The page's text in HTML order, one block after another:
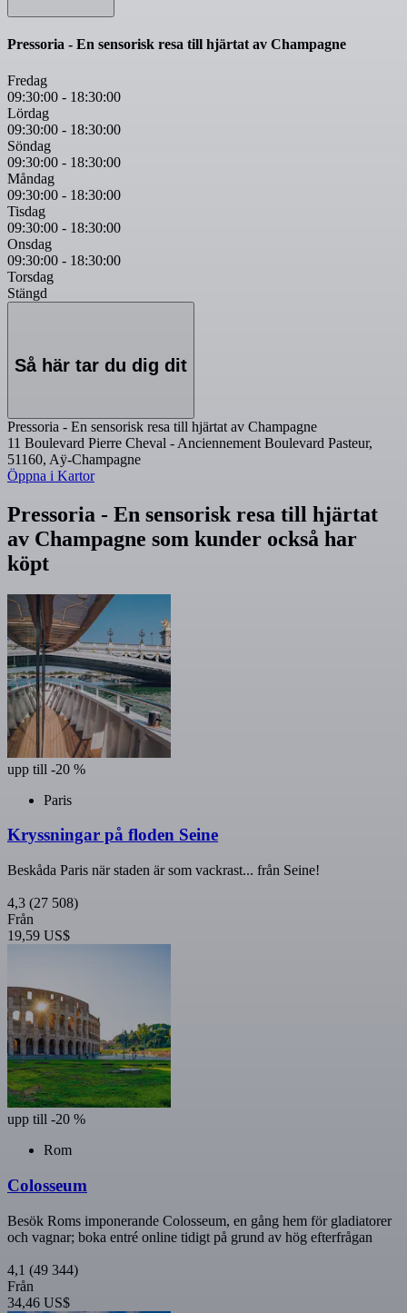
Pressoria - En sensorisk resa till hjärtat av Champagne
Fredag
09:30:00 - 18:30:00
Lördag
09:30:00 - 18:30:00
Söndag
09:30:00 - 18:30:00
Måndag
09:30:00 - 18:30:00
Tisdag
09:30:00 - 18:30:00
Onsdag
09:30:00 - 18:30:00
Torsdag
Stängd
Så här tar du dig dit
Pressoria - En sensorisk resa till hjärtat av Champagne
11 Boulevard Pierre Cheval - Anciennement Boulevard Pasteur,
51160, Aÿ-Champagne
Öppna i Kartor
Pressoria - En sensorisk resa till hjärtat
av Champagne som kunder också har
köpt
upp till -20 %
Paris
Kryssningar på floden Seine
Beskåda Paris när staden är som vackrast... från Seine!
4,3 (27 508)
Från
19,59 US$
upp till -20 %
Rom
Colosseum
Besök Roms imponerande Colosseum, en gång hem för gladiatorer
och vagnar; boka entré online tidigt på grund av hög efterfrågan
4,1 (49 344)
Från
34,46 US$